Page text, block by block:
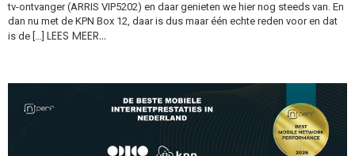
tv-ontvanger (ARRIS VIP5202) en daar genieten we hier nog steeds van. En
dan nu met de KPN Box 12, daar is dus maar één echte reden voor en dat
is de […] LEES MEER…